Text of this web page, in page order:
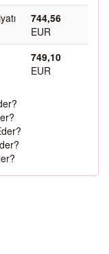
744,56
EUR
749,10
EUR